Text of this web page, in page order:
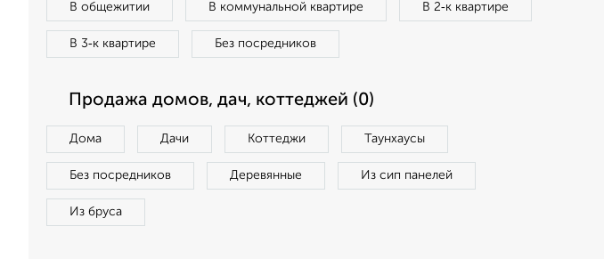
В общежитии В коммунальной квартире В 2‑к квартире
В 3‑к квартире Без посредников
Продажа домов, дач, коттеджей (0)
Дома Дачи Коттеджи Таунхаусы
Без посредников Деревянные Из сип панелей
Из бруса